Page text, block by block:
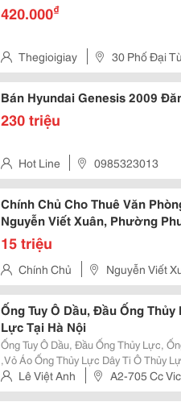
420.000₫
Thegioigiay
30 Phố Đại
Mai
Bán Hyundai Genesis 2009
230 triệu
Hot Line 0985323013
Chính Chủ Cho Thuê Văn
Nguyễn Viết Xuân, Phường
15 triệu
Chính Chủ Nguyễn Viết
Ống Tuy Ô Dầu, Đầu Ống Thủy
Lực Tại Hà Nội
Ống Tuy Ô Dầu, Đầu Ống Thủy Lực,
,Vỏ Áo Ống Thủy Lực Dây Ti Ô Thủy Lực Đầu Cút Nhật Lồi S19 Nhật Lồi
Lê Việt Anh
A2-705 Cc
Đông – Q. Sơn Trà – Tp. Đà Nẵng